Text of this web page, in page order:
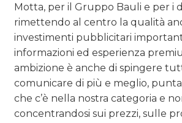
Motta, per il Gruppo Bauli e per i
rimettendo al centro la qualità
investimenti pubblicitari
informazioni ed esperienza
ambizione è anche di spingere
comunicare di più e meglio,
che c’è nella nostra categoria e
concentrandosi sui prezzi, sulle